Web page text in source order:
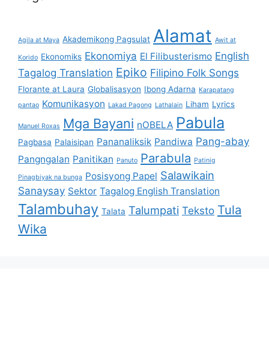
Agila at Maya Akademikong Pagsulat Alamat Awit at
Korido Ekonomiks Ekonomiya El Filibusterismo English
Tagalog Translation Epiko Filipino Folk Songs
Florante at Laura Globalisasyon Ibong Adarna Karapatang
pantao Komunikasyon Lakad Pagong Lathalain Liham Lyrics
Manuel Roxas Mga Bayani nOBELA Pabula
Pagbasa Palaisipan Pananaliksik Pandiwa Pang-abay
Pangngalan Panitikan Panuto Parabula Patinig
Pinagbiyak na bunga Posisyong Papel Salawikain
Sanaysay Sektor Tagalog English Translation
Talambuhay Talata Talumpati Teksto Tula
Wika